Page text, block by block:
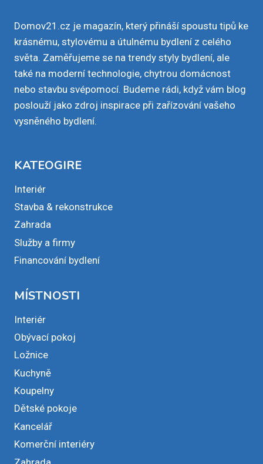
Domov21.cz je magazín, který přináší spoustu tipů ke
krásnému, stylovému a útulnému bydlení z celého
světa. Zaměřujeme se na trendy styly bydlení, ale
také na moderní technologie, chytrou domácnost
nebo stavbu svépomocí. Budeme rádi, když vám blog
poslouží jako zdroj inspirace při zařízování vašeho
vysněného bydlení.
KATEOGIRE
Interiér
Stavba & rekonstrukce
Zahrada
Služby a firmy
Financování bydlení
MÍSTNOSTI
Interiér
Obývací pokoj
Ložnice
Kuchyně
Koupelny
Dětské pokoje
Kancelář
Komerční interiéry